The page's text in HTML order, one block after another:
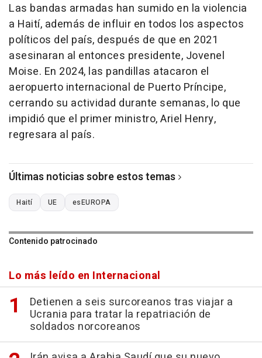
Las bandas armadas han sumido en la violencia
a Haití, además de influir en todos los aspectos
políticos del país, después de que en 2021
asesinaran al entonces presidente, Jovenel
Moise. En 2024, las pandillas atacaron el
aeropuerto internacional de Puerto Príncipe,
cerrando su actividad durante semanas, lo que
impidió que el primer ministro, Ariel Henry,
regresara al país.
Últimas noticias sobre estos temas
Haití UE esEUROPA
Contenido patrocinado
Lo más leído en Internacional
Detienen a seis surcoreanos tras viajar a
Ucrania para tratar la repatriación de
soldados norcoreanos